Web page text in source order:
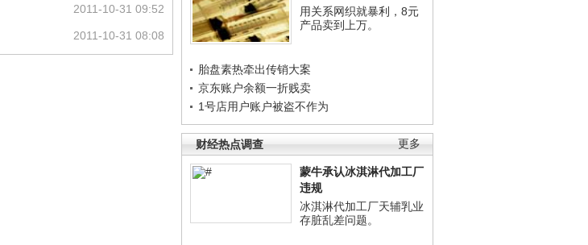
用关系网织就暴利，8元
产品卖到上万。
胎盘素热牵出传销大案
京东账户余额一折贱卖
1号店用户账户被盗不作为
更多
财经热点调查
蒙牛承认冰淇淋代加工厂
违规
冰淇淋代加工厂天辅乳业
存脏乱差问题。
2011-10-31 09:52
2011-10-31 08:08